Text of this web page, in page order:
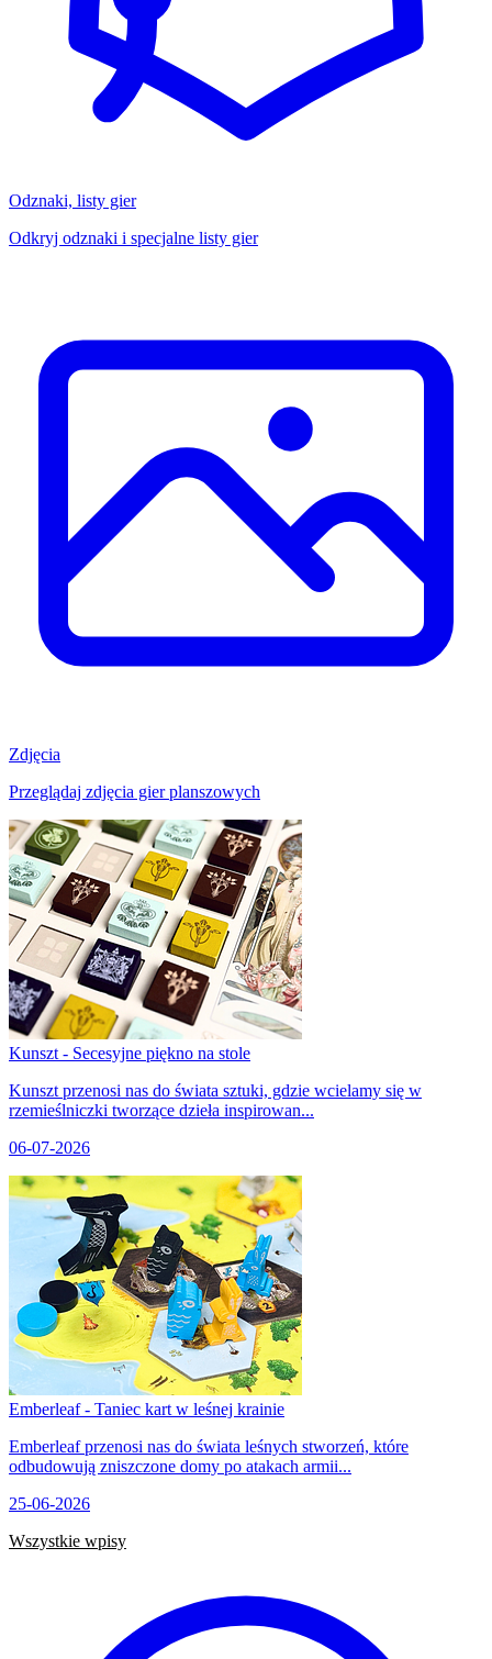
Odznaki, listy gier
Odkryj odznaki i specjalne listy gier
Zdjęcia
Przeglądaj zdjęcia gier planszowych
Kunszt - Secesyjne piękno na stole
Kunszt przenosi nas do świata sztuki, gdzie wcielamy się w
rzemieślniczki tworzące dzieła inspirowan...
06-07-2026
Emberleaf - Taniec kart w leśnej krainie
Emberleaf przenosi nas do świata leśnych stworzeń, które
odbudowują zniszczone domy po atakach armii...
25-06-2026
Wszystkie wpisy